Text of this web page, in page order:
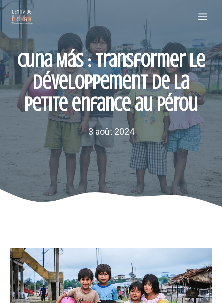
Aller
contenu
Cuna Más : Transformer le
développement de la
petite enfance au Pérou
3 août 2024